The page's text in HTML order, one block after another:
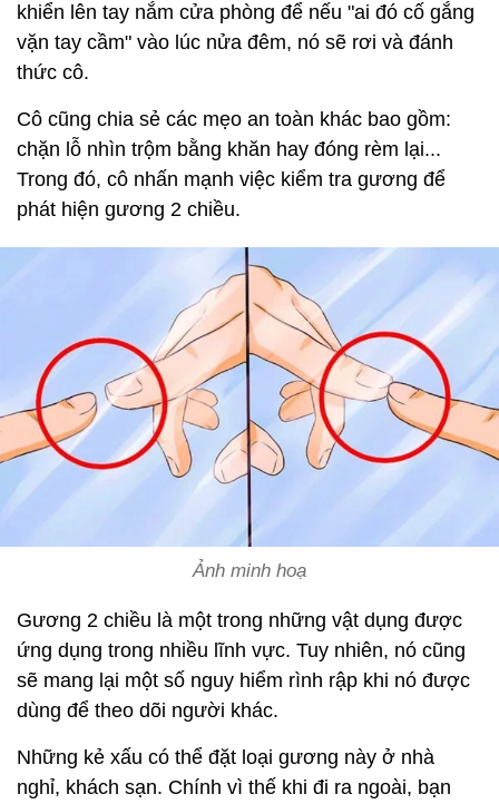
khiển lên tay nắm cửa phòng để nếu "ai đó cố gắng
vặn tay cầm" vào lúc nửa đêm, nó sẽ rơi và đánh
thức cô.
Cô cũng chia sẻ các mẹo an toàn khác bao gồm:
chặn lỗ nhìn trộm bằng khăn hay đóng rèm lại...
Trong đó, cô nhấn mạnh việc kiểm tra gương để
phát hiện gương 2 chiều.
Ảnh minh hoạ
Gương 2 chiều là một trong những vật dụng được
ứng dụng trong nhiều lĩnh vực. Tuy nhiên, nó cũng
sẽ mang lại một số nguy hiểm rình rập khi nó được
dùng để theo dõi người khác.
Những kẻ xấu có thể đặt loại gương này ở nhà
nghỉ, khách sạn. Chính vì thế khi đi ra ngoài, bạn